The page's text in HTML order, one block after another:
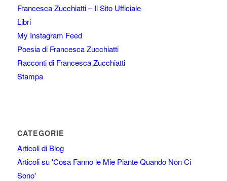
Francesca Zucchiatti – Il Sito Ufficiale
Libri
My Instagram Feed
Poesia di Francesca Zucchiatti
Racconti di Francesca Zucchiatti
Stampa
CATEGORIE
Articoli di Blog
Articoli su 'Cosa Fanno le Mie Piante Quando Non Ci
Sono'